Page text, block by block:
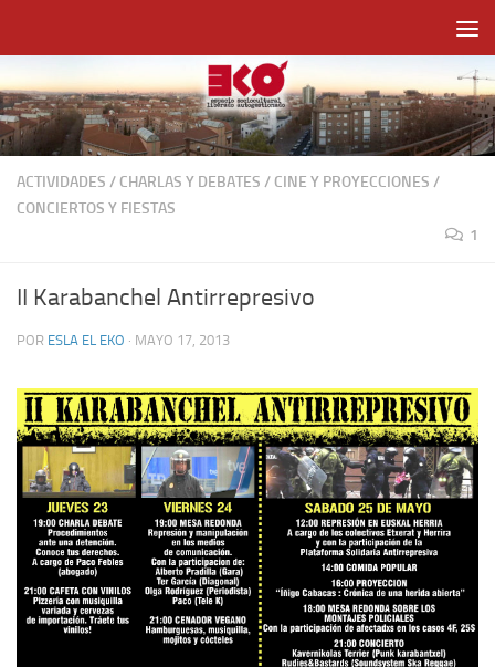
ACTIVIDADES / CHARLAS Y DEBATES / CINE Y PROYECCIONES /
CONCIERTOS Y FIESTAS
1
II Karabanchel Antirrepresivo
POR ESLA EL EKO · MAYO 17, 2013